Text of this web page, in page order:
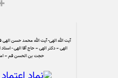
آیت الله الهی- آیت الله محمد حسن
الهی – دکتر الهی – حاج آقا الهی -
حجت بن الحسن قم –